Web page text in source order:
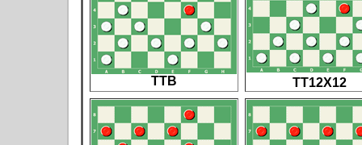
TTB TT12X12